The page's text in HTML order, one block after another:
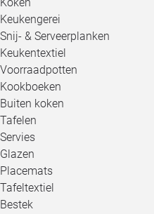
Keukengerei
Snij- & Serveerplanken
Keukentextiel
Voorraadpotten
Kookboeken
Buiten koken
Tafelen
Servies
Glazen
Placemats
Tafeltextiel
Bestek